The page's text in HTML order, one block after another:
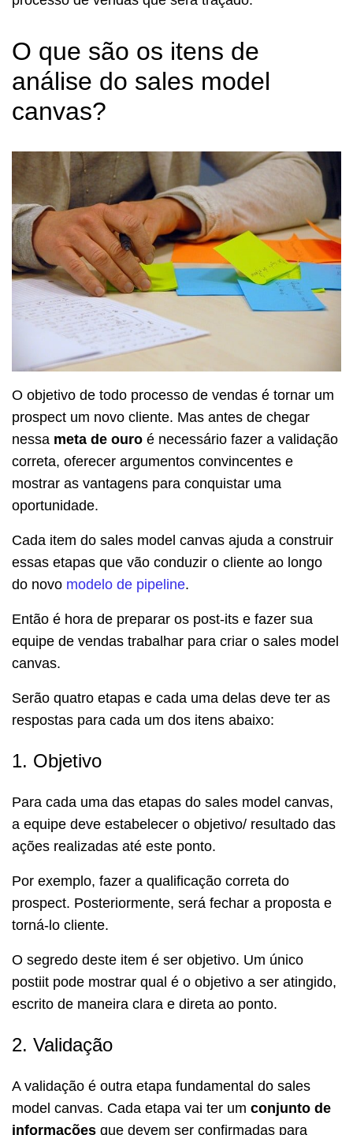
O que são os itens de
análise do sales model
canvas?
O objetivo de todo processo de vendas é tornar um
prospect um novo cliente. Mas antes de chegar
nessa meta de ouro é necessário fazer a validação
correta, oferecer argumentos convincentes e
mostrar as vantagens para conquistar uma
oportunidade.
Cada item do sales model canvas ajuda a construir
essas etapas que vão conduzir o cliente ao longo
do novo modelo de pipeline.
Então é hora de preparar os post-its e fazer sua
equipe de vendas trabalhar para criar o sales model
canvas.
Serão quatro etapas e cada uma delas deve ter as
respostas para cada um dos itens abaixo:
1. Objetivo
Para cada uma das etapas do sales model canvas,
a equipe deve estabelecer o objetivo/ resultado das
ações realizadas até este ponto.
Por exemplo, fazer a qualificação correta do
prospect. Posteriormente, será fechar a proposta e
torná-lo cliente.
O segredo deste item é ser objetivo. Um único
postiit pode mostrar qual é o objetivo a ser atingido,
escrito de maneira clara e direta ao ponto.
2. Validação
A validação é outra etapa fundamental do sales
model canvas. Cada etapa vai ter um conjunto de
informações que devem ser confirmadas para